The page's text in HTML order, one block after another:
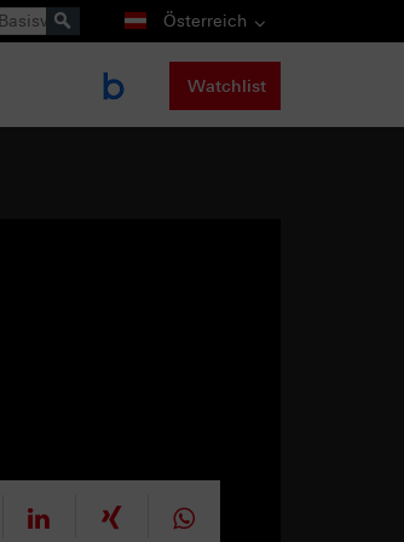
Österreich
Watchlist
mitteilen